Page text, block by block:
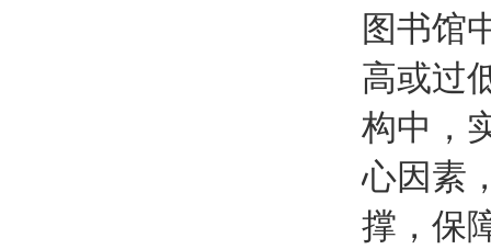
图书馆
高或过
构中，
心因素
撑，保